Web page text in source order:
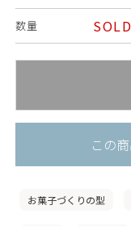
数量
この
お菓子づくりの型